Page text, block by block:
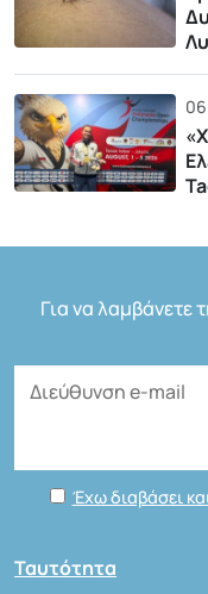
Για να λαμβάνετε
Έχω διαβάσει
Ταυτότητα